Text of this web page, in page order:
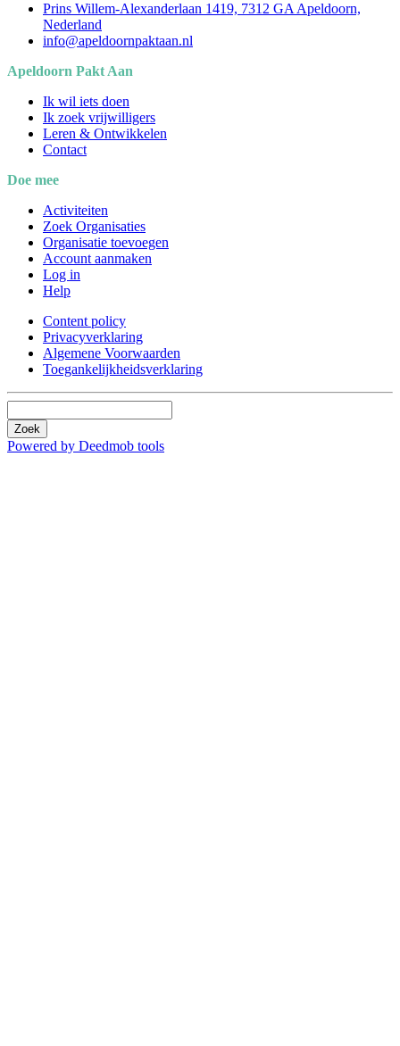
Prins Willem-Alexanderlaan 1419, 7312 GA Apeldoorn,
Nederland
info@apeldoornpaktaan.nl
Apeldoorn Pakt Aan
Ik wil iets doen
Ik zoek vrijwilligers
Leren & Ontwikkelen
Contact
Doe mee
Activiteiten
Zoek Organisaties
Organisatie toevoegen
Account aanmaken
Log in
Help
Content policy
Privacyverklaring
Algemene Voorwaarden
Toegankelijkheidsverklaring
Zoek
Powered by Deedmob tools